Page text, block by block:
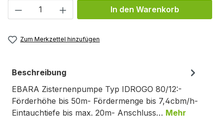
Produkt Anzahl: Gib den gewünschten
In den Warenkorb
Zum Merkzettel hinzufügen
Beschreibung
EBARA Zisternenpumpe Typ IDROGO 80/12:-
Förderhöhe bis 50m- Fördermenge bis 7,4cbm/h-
Eintauchtiefe bis max. 20m- Anschluss… Mehr